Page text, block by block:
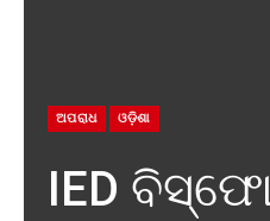
ଅପରାଧ ଓଡ଼ିଶା
IED